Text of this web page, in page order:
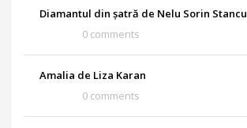
Diamantul din șatră de Nelu Sorin Stancu
0 comments
Amalia de Liza Karan
0 comments